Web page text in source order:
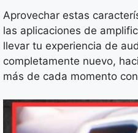
Aprovechar estas
las aplicaciones de
llevar tu experiencia de
completamente nuevo,
más de cada momento